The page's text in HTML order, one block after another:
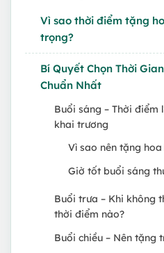
Vì sao thời điểm tặng
trọng?
Bí Quyết Chọn Thời
Chuẩn Nhất
Buổi sáng – Thời
khai trương
Vì sao nên tặng
Giờ tốt buổi sáng
Buổi trưa – Khi không
thời điểm nào?
Buổi chiều – Nên tặng